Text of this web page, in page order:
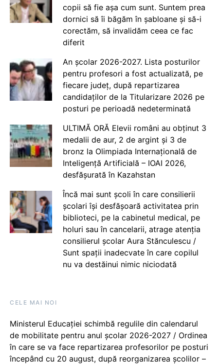
copii să fie așa cum sunt. Suntem prea
dornici să îi băgăm în șabloane și să-i
corectăm, să invalidăm ceea ce fac
diferit
An școlar 2026-2027. Lista posturilor
pentru profesori a fost actualizată, pe
fiecare județ, după repartizarea
candidaților de la Titularizare 2026 pe
posturi pe perioadă nedeterminată
ULTIMĂ ORĂ Elevii români au obținut 3
medalii de aur, 2 de argint și 3 de
bronz la Olimpiada Internațională de
Inteligență Artificială – IOAI 2026,
desfășurată în Kazahstan
Încă mai sunt școli în care consilierii
școlari își desfășoară activitatea prin
biblioteci, pe la cabinetul medical, pe
holuri sau în cancelarii, atrage atenția
consilierul școlar Aura Stănculescu /
Sunt spații inadecvate în care copilul
nu va destăinui nimic niciodată
CELE MAI NOI
Ministerul Educației schimbă regulile din calendarul
de mobilitate pentru anul școlar 2026-2027 / Ordinea
în care se va face repartizarea profesorilor pe posturi
începând cu 20 august, după reorganizarea școlilor –